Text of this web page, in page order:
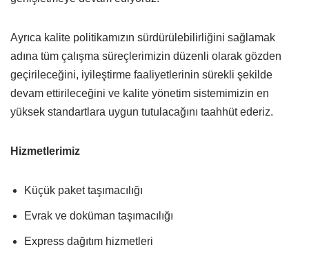
Ayrıca kalite politikamızın sürdürülebilirliğini sağlamak
adına tüm çalışma süreçlerimizin düzenli olarak gözden
geçirileceğini, iyileştirme faaliyetlerinin sürekli şekilde
devam ettirileceğini ve kalite yönetim sistemimizin en
yüksek standartlara uygun tutulacağını taahhüt ederiz.
Hizmetlerimiz
Küçük paket taşımacılığı
Evrak ve doküman taşımacılığı
Express dağıtım hizmetleri